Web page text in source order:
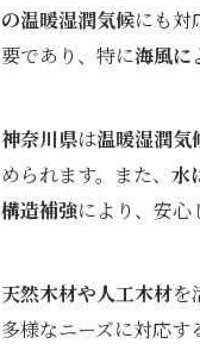
の温暖湿潤気候にも対
要であり、特に海風に
神奈川県は温暖湿潤気
められます。また、 水
構造補強により、安心
天然木材や人工木材を
多様なニーズに対応す